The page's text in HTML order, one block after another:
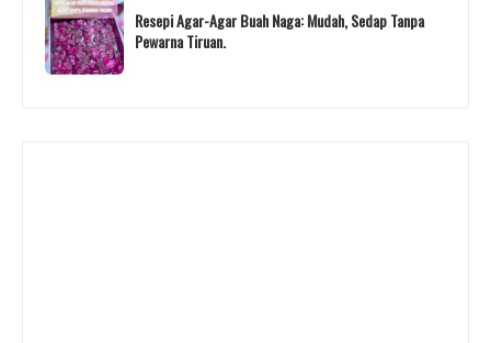
Resepi Agar-Agar Buah Naga: Mudah, Sedap Tanpa
Pewarna Tiruan.